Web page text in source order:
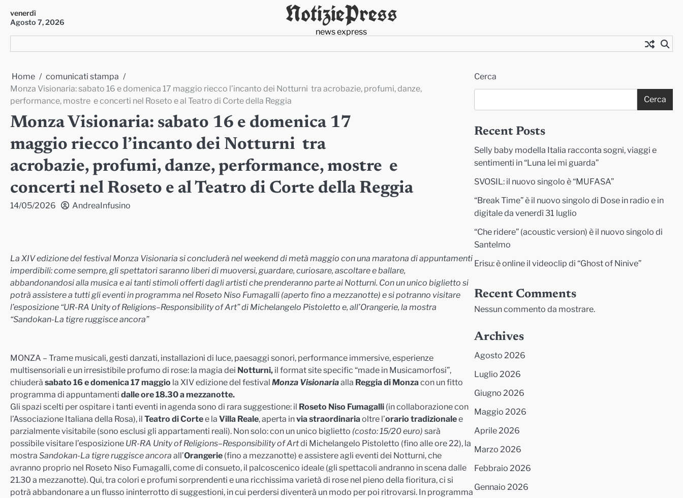
content
venerdì
Agosto 7, 2026
NotiziePress
news express
Home
comunicati stampa
Monza Visionaria: sabato 16 e domenica 17 maggio riecco l’incanto dei Notturni tra acrobazie, profumi, danze,
performance, mostre e concerti nel Roseto e al Teatro di Corte della Reggia
Monza Visionaria: sabato 16 e domenica 17
maggio riecco l’incanto dei Notturni tra
acrobazie, profumi, danze, performance, mostre e
concerti nel Roseto e al Teatro di Corte della Reggia
14/05/2026 AndreaInfusino
La XIV edizione del festival Monza Visionaria si concluderà nel weekenddi metà maggio con una maratona di appuntamenti
imperdibili: come sempre, gli spettatori saranno liberi di muoversi, guardare, curiosare, ascoltare e ballare,
abbandonandosialla musica e ai tanti stimoli offerti dagli artisti che prenderanno parteai Notturni. Con un unico biglietto si
potrà assistere a tutti gli eventi in programma nel Roseto Niso Fumagalli (aperto fino a mezzanotte) e si potranno visitare
l’esposizione “UR-RA Unity ofReligions–Responsibilityof Art” di Michelangelo Pistoletto e, all’Orangerie, la mostra
“Sandokan-La tigre ruggisceancora”
MONZA – Trame musicali, gesti danzati, installazioni di luce, paesaggi sonori, performance immersive, esperienze
multisensoriali e un irresistibile profumo di rose: la magia dei Notturni, il format site specific “made in Musicamorfosi”,
chiuderà sabato 16 e domenica 17 maggio la XIV edizione del festival Monza Visionariaalla Reggia di Monzacon un fitto
programma di appuntamenti dalle ore 18.30 a mezzanotte.
Gli spazi scelti per ospitare i tanti eventi in agenda sono di rara suggestione: il Roseto Niso Fumagalli (in collaborazione con
l’Associazione Italiana della Rosa), il Teatro di Cortee la Villa Reale, aperta invia straordinariaoltre l’orario tradizionalee
parzialmente visitabile (sono esclusi gli appartamenti reali). Non solo: con un unico biglietto (costo: 15/20 euro) sarà
possibile visitare l’esposizione UR-RA Unity ofReligions–Responsibilityof Artdi Michelangelo Pistoletto (fino alle ore 22), la
mostra Sandokan-La tigre ruggisce ancora all’Orangerie (fino a mezzanotte) e assistere agli eventi dei Notturni, che
avranno proprio nel Roseto Niso Fumagalli, come di consueto, il palcoscenico ideale (gli spettacoli andranno in scena dalle
21.30 a mezzanotte). Qui, tra colori e profumi sorprendenti e una ricchissima varietà di rose nel pieno della fioritura, ci si
potrà abbandonare a un flusso ininterrotto di suggestioni, in cui perdersi diventerà un modo per poi ritrovarsi. In programma
Cerca
Cerca
Recent Posts
Selly baby modella Italia racconta sogni, viaggi e
sentimenti in “Luna lei mi guarda”
SVOSIL: il nuovo singolo è “MUFASA”
“Break Time” è il nuovo singolo di Dose in radio e in
digitale da venerdì 31 luglio
“Che ridere” (acoustic version) è il nuovo singolo di
Santelmo
Erisu: è online il videoclip di “Ghost of Ninive”
Recent Comments
Nessun commento da mostrare.
Archives
Agosto 2026
Luglio 2026
Giugno 2026
Maggio 2026
Aprile 2026
Marzo 2026
Febbraio 2026
Gennaio 2026